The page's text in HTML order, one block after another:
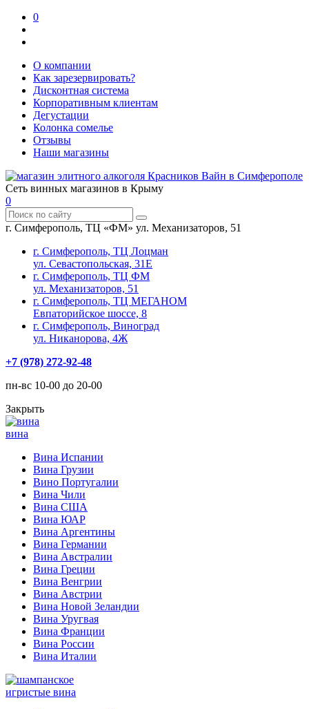
0
О компании
Как зарезервировать?
Дисконтная система
Корпоративным клиентам
Дегустации
Колонка сомелье
Отзывы
Наши магазины
Сеть винных магазинов в Крыму
0
г. Симферополь, ТЦ «ФМ» ул. Механизаторов, 51
г. Симферополь, ТЦ Лоцман
ул. Севастопольская, 31Е
г. Симферополь, ТЦ ФМ
ул. Механизаторов, 51
г. Симферополь, ТЦ МЕГАНОМ
Евпаторийское шоссе, 8
г. Симферополь, Виноград
ул. Никанорова, 4Ж
+7 (978) 272-92-48
пн-вс 10-00 до 20-00
Закрыть
вина
Вина Испании
Вина Грузии
Вино Португалии
Вина Чили
Вина США
Вина ЮАР
Вина Аргентины
Вина Германии
Вина Австралии
Вина Греции
Вина Венгрии
Вина Австрии
Вина Новой Зеландии
Вина Уругвая
Вина Франции
Вина России
Вина Италии
игристые вина